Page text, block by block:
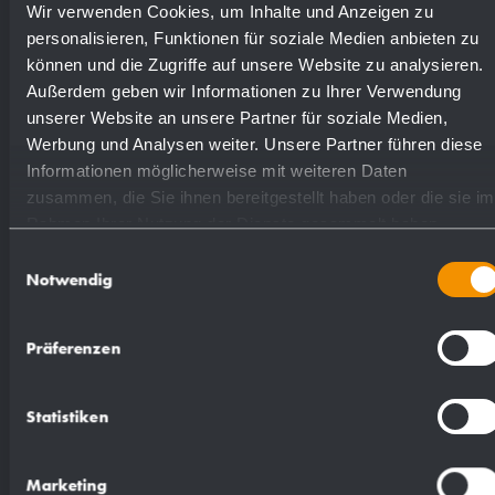
Wir verwenden Cookies, um Inhalte und Anzeigen zu
personalisieren, Funktionen für soziale Medien anbieten zu
können und die Zugriffe auf unsere Website zu analysieren.
Außerdem geben wir Informationen zu Ihrer Verwendung
unserer Website an unsere Partner für soziale Medien,
Werbung und Analysen weiter. Unsere Partner führen diese
Informationen möglicherweise mit weiteren Daten
zusammen, die Sie ihnen bereitgestellt haben oder die sie im
Rahmen Ihrer Nutzung der Dienste gesammelt haben.
Notwendig
Präferenzen
Statistiken
Marketing
Textvorschlag für Ausschreibungen:
Kombination, bestehend aus Handtuchspender
(Chromnickelstahl WN 1.4301) für Untertisch-
tiefgezogener Papierentnahmeöffnung,